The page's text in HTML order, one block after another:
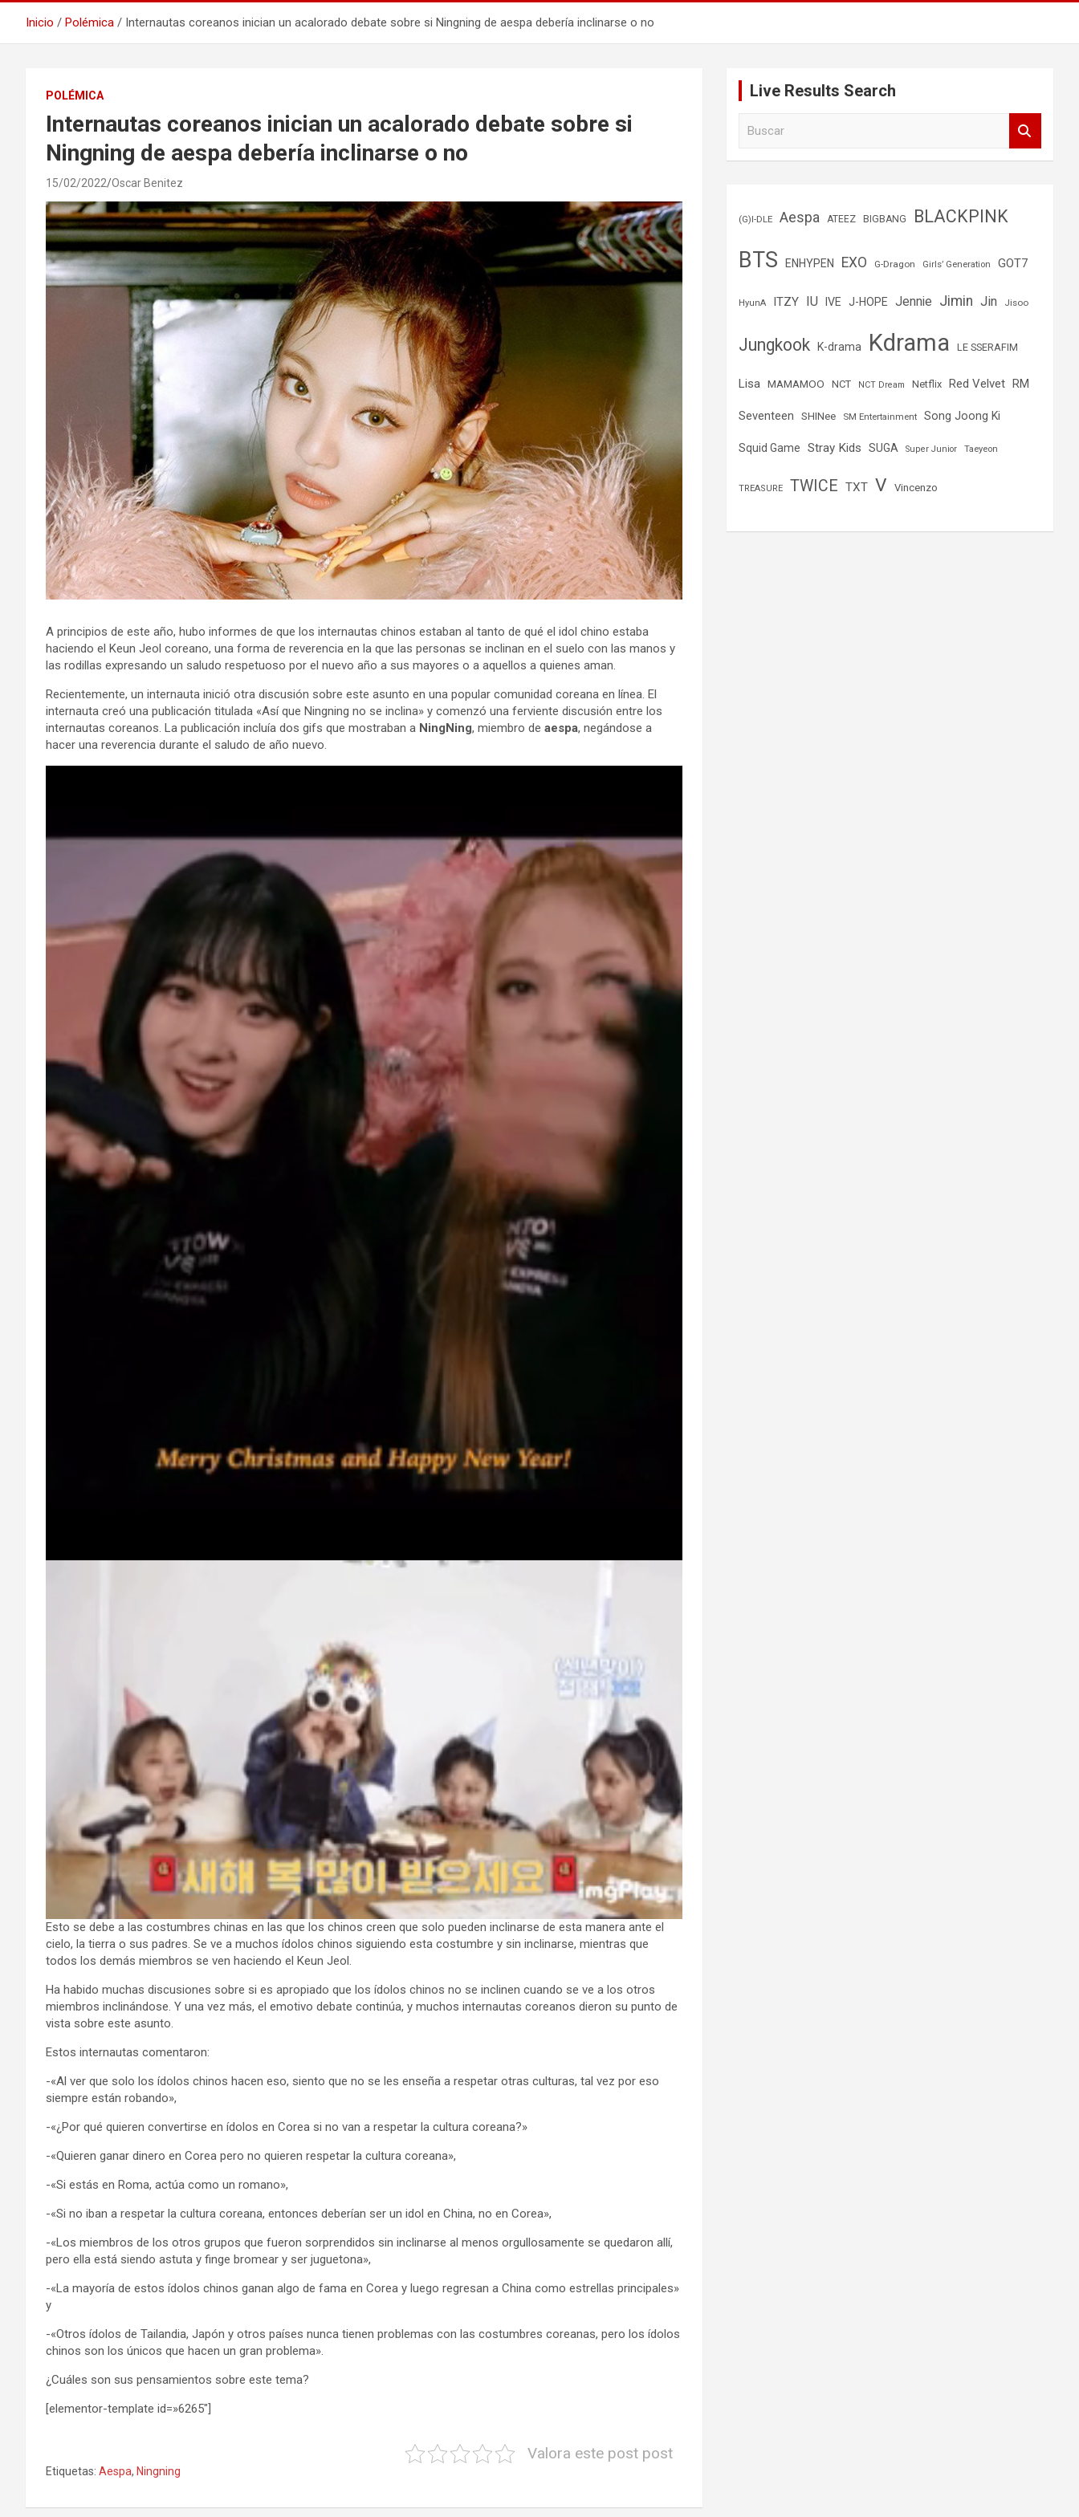
Inicio Polémica Internautas coreanos inician un acalorado debate sobre si Ningning de aespa debería inclinarse o no
POLÉMICA
Internautas coreanos inician un acalorado debate sobre si
Ningning de aespa debería inclinarse o no
15/02/2022 Oscar Benitez
A principios de este año, hubo informes de que los internautas chinos estaban al tanto de qué el idol chino estaba
haciendo el Keun Jeol coreano, una forma de reverencia en la que las personas se inclinan en el suelo con las manos y
las rodillas expresando un saludo respetuoso por el nuevo año a sus mayores o a aquellos a quienes aman.
Recientemente, un internauta inició otra discusión sobre este asunto en una popular comunidad coreana en línea. El
internauta creó una publicación titulada «Así que Ningning no se inclina» y comenzó una ferviente discusión entre los
internautas coreanos. La publicación incluía dos gifs que mostraban a NingNing, miembro de aespa, negándose a
hacer una reverencia durante el saludo de año nuevo.
Esto se debe a las costumbres chinas en las que los chinos creen que solo pueden inclinarse de esta manera ante el
cielo, la tierra o sus padres. Se ve a muchos ídolos chinos siguiendo esta costumbre y sin inclinarse, mientras que
todos los demás miembros se ven haciendo el Keun Jeol.
Ha habido muchas discusiones sobre si es apropiado que los ídolos chinos no se inclinen cuando se ve a los otros
miembros inclinándose. Y una vez más, el emotivo debate continúa, y muchos internautas coreanos dieron su punto de
vista sobre este asunto.
Estos internautas comentaron:
-«Al ver que solo los ídolos chinos hacen eso, siento que no se les enseña a respetar otras culturas, tal vez por eso
siempre están robando»,
-«¿Por qué quieren convertirse en ídolos en Corea si no van a respetar la cultura coreana?»
-«Quieren ganar dinero en Corea pero no quieren respetar la cultura coreana»,
-«Si estás en Roma, actúa como un romano»,
-«Si no iban a respetar la cultura coreana, entonces deberían ser un idol en China, no en Corea»,
-«Los miembros de los otros grupos que fueron sorprendidos sin inclinarse al menos orgullosamente se quedaron allí,
pero ella está siendo astuta y finge bromear y ser juguetona»,
-«La mayoría de estos ídolos chinos ganan algo de fama en Corea y luego regresan a China como estrellas principales»
y
-«Otros ídolos de Tailandia, Japón y otros países nunca tienen problemas con las costumbres coreanas, pero los ídolos
chinos son los únicos que hacen un gran problema».
¿Cuáles son sus pensamientos sobre este tema?
[elementor-template id=»6265″]
Valora este post post
Etiquetas: Aespa, Ningning
Live Results Search
(G)I-DLE Aespa ATEEZ BIGBANG BLACKPINK
BTS ENHYPEN EXO G-Dragon Girls’ Generation GOT7
HyunA ITZY IU IVE J-HOPE Jennie Jimin Jin Jisoo
Jungkook K-drama Kdrama LE SSERAFIM
Lisa MAMAMOO NCT NCT Dream Netflix Red Velvet RM
Seventeen SHINee SM Entertainment Song Joong Ki
Squid Game Stray Kids SUGA Super Junior Taeyeon
TREASURE TWICE TXT V Vincenzo